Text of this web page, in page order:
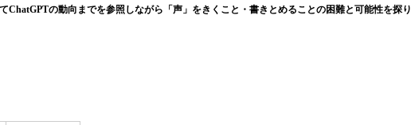
ChatGPTの動向までを参照しながら「声」をきくこと・書きとめることの困難と可能性を探り